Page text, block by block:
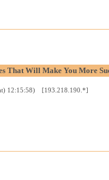
That Will Make You More
12:15:58) [193.218.190.*]